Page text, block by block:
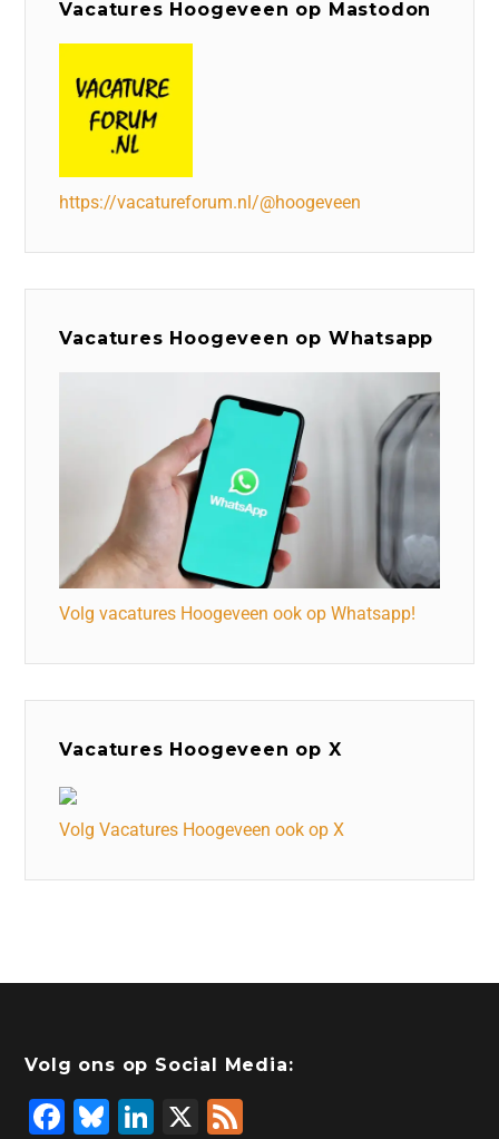
Vacatures Hoogeveen op Mastodon
https://vacatureforum.nl/@hoogeveen
Vacatures Hoogeveen op Whatsapp
Volg vacatures Hoogeveen ook op Whatsapp!
Vacatures Hoogeveen op X
Volg Vacatures Hoogeveen ook op X
Volg ons op Social Media:
F
Bl
Li X